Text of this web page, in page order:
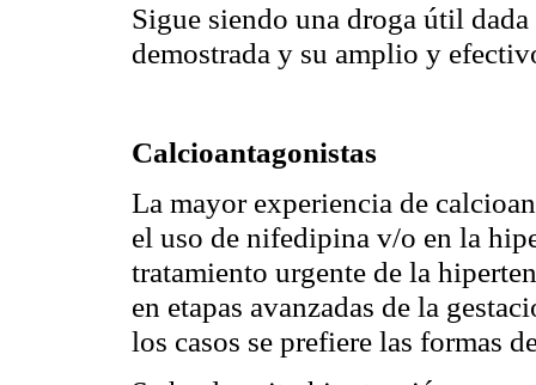
Sigue siendo una droga útil
demostrada y su amplio y
Calcioantagonistas
La mayor experiencia de
el uso de nifedipina v/o en la
tratamiento urgente de la
en etapas avanzadas de la
los casos se prefiere las formas